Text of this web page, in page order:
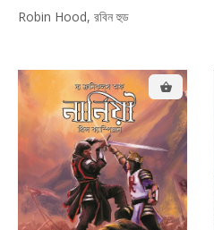
Robin Hood, রবিন হুড